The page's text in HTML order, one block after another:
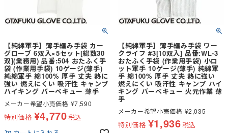
【純綿軍手】薄手編み手袋 カー
グローブ 6双入×5セット[総数30
双](業務用) 品番:504 おたふく手
袋 (作業用手袋) 10ゲージ(薄手)
純綿軍手 綿100% 厚手 丈夫 熱に
強い 燃えにくい 吸汗性 キャンプ
ハイキング バーベキュー 薄手
メーカー希望小売価格 ¥7,590
特別価格 ¥4,770税込
【純綿軍手】薄手編み手袋 ワー
クライフ #3[10双入] 品番:WL-3
おたふく手袋 (作業用手袋) 小ロ
ット軍手 10ゲージ(薄手) 純綿軍
手 綿100% 厚手 丈夫 熱に強い
燃えにくい 吸汗性 キャンプ ハイ
キング バーベキュー 火元作業 薄
手
メーカー希望小売価格 ¥2,035
特別価格 ¥1,936税込